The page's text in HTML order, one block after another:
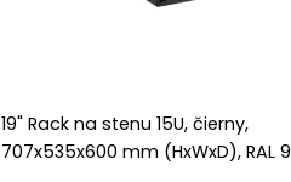
19" Rack na stenu 15U, čierny,
707x535x600 mm (HxWxD), RAL 9